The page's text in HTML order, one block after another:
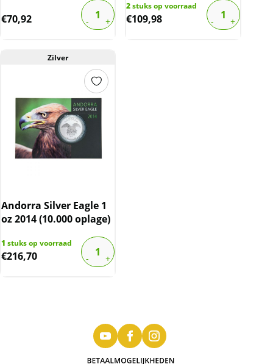
€70,92
2stuks op voorraad
€109,98
Zilver
Andorra Silver Eagle 1
oz 2014 (10.000 oplage)
1 stuks op voorraad
€216,70